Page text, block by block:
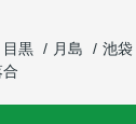
目黒 月島 池袋